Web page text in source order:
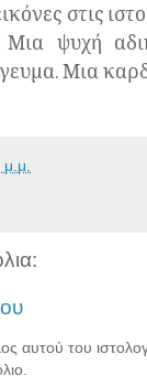
στις
Μια ψυχή
Μια
αυτού του